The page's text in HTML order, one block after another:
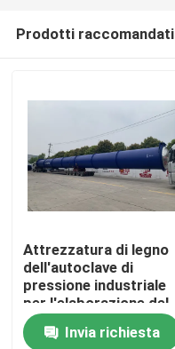
Prodotti raccomandati
Attrezzatura di legno
dell'autoclave di
pressione industriale
per l'elaborazione del
legno, Φ2m
Invia richiesta